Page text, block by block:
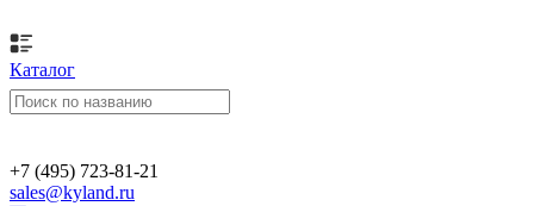
Каталог
+7 (495) 723-81-21
sales@kyland.ru